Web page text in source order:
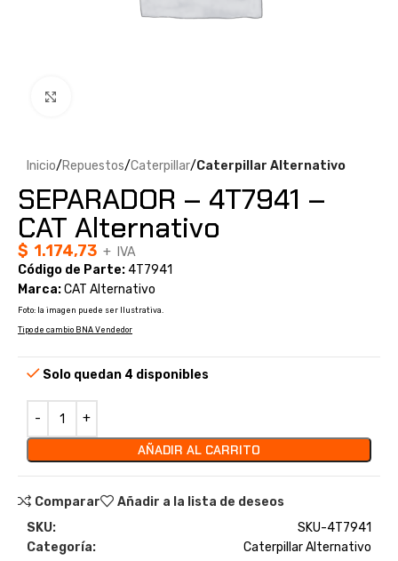
Inicio Repuestos Caterpillar Caterpillar Alternativo
SEPARADOR – 4T7941 –
CAT Alternativo
$ 1.174,73 + IVA
Código de Parte:4T7941
Marca:CAT Alternativo
Foto: la imagen puede ser Ilustrativa.
Tipo de cambio BNA Vendedor
Solo quedan 4 disponibles
AÑADIR AL CARRITO
Comparar
Añadir a la lista de deseos
SKU:
SKU-4T7941
Categoría:
Caterpillar Alternativo